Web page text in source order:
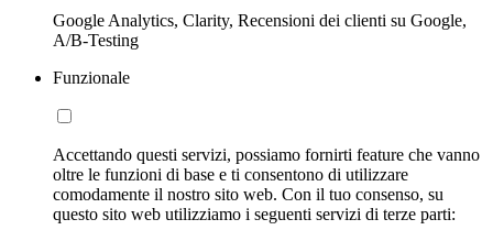
Google Analytics, Clarity, Recensioni dei clienti su Google,
A/B-Testing
Funzionale
Accettando questi servizi, possiamo fornirti feature che vanno
oltre le funzioni di base e ti consentono di utilizzare
comodamente il nostro sito web. Con il tuo consenso, su
questo sito web utilizziamo i seguenti servizi di terze parti: